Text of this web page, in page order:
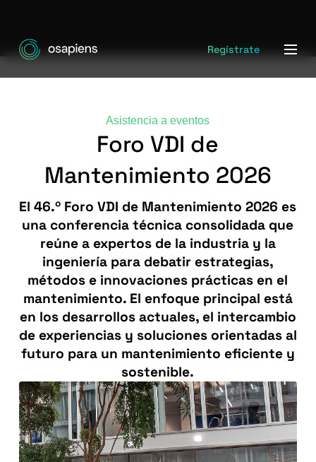
Regístrate
Asistencia a eventos
Foro VDI de
Mantenimiento 2026
El 46.º Foro VDI de Mantenimiento 2026 es
una conferencia técnica consolidada que
reúne a expertos de la industria y la
ingeniería para debatir estrategias,
métodos e innovaciones prácticas en el
mantenimiento. El enfoque principal está
en los desarrollos actuales, el intercambio
de experiencias y soluciones orientadas al
futuro para un mantenimiento eficiente y
sostenible.